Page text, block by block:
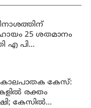
25 ശതമാനം
എ പി
കേസ്:
രക്തം
കേസില്‍